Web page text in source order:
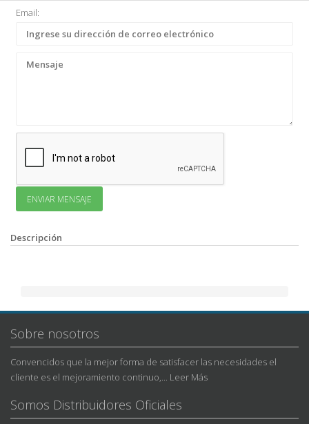
Email:
Descripción
Sobre nosotros
Convencidos que la mejor forma de satisfacer las necesidades el
cliente es el mejoramiento continuo,... Leer Más
Somos Distribuidores Oficiales